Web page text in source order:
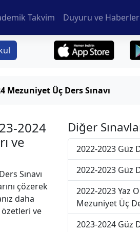
Takvim Duyuru ve Haberler
Mezuniyet Üç Ders Sınavı
2024
ve
Sınavı
çözerek
daha
özetleri ve
Diğer
2022-2023 Güz
2022-2023 Güz
2022-2023 Yaz
Mezuniyet Üç
2023-2024 Güz